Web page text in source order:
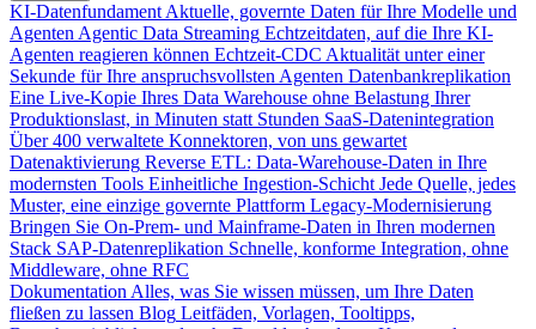
KI-Datenfundament Aktuelle, governte Daten für Ihre Modelle und
Agenten Agentic Data Streaming Echtzeitdaten, auf die Ihre KI-
Agenten reagieren können Echtzeit-CDC Aktualität unter einer
Sekunde für Ihre anspruchsvollsten Agenten Datenbankreplikation
Eine Live-Kopie Ihres Data Warehouse ohne Belastung Ihrer
Produktionslast, in Minuten statt Stunden SaaS-Datenintegration
Über 400 verwaltete Konnektoren, von uns gewartet
Datenaktivierung Reverse ETL: Data-Warehouse-Daten in Ihre
modernsten Tools Einheitliche Ingestion-Schicht Jede Quelle, jedes
Muster, eine einzige governte Plattform Legacy-Modernisierung
Bringen Sie On-Prem- und Mainframe-Daten in Ihren modernen
Stack SAP-Datenreplikation Schnelle, konforme Integration, ohne
Middleware, ohne RFC
Dokumentation Alles, was Sie wissen müssen, um Ihre Daten
fließen zu lassen Blog Leitfäden, Vorlagen, Tooltipps,